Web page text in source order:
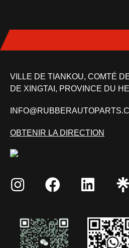
VILLE DE TIANKOU, COMTÉ
DE XINGTAI, PROVINCE DU
OBTENIR LA DIRECTION